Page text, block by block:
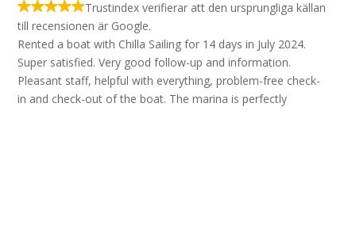
Trustindex verifierar att den ursprungliga källan
till recensionen är Google.
Rented a boat with Chilla Sailing for 14 days in July 2024.
Super satisfied. Very good follow-up and information.
Pleasant staff, helpful with everything, problem-free check-
in and check-out of the boat. The marina is perfectly